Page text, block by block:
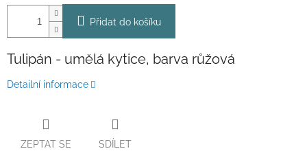
Přidat do košíku
Tulipán - umělá kytice, barva růžová
Detailní informace
ZEPTAT SE SDÍLET